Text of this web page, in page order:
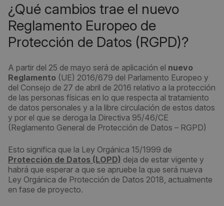
¿Qué cambios trae el nuevo
Reglamento Europeo de
Protección de Datos (RGPD)?
A partir del 25 de mayo será de aplicación el nuevo
Reglamento (UE) 2016/679 del Parlamento Europeo y
del Consejo de 27 de abril de 2016 relativo a la protección
de las personas físicas en lo que respecta al tratamiento
de datos personales y a la libre circulación de estos datos
y por el que se deroga la Directiva 95/46/CE
(Reglamento General de Protección de Datos – RGPD)
Esto significa que la Ley Orgánica 15/1999 de
Protección de Datos (LOPD) deja de estar vigente y
habrá que esperar a que se apruebe la que será nueva
Ley Orgánica de Protección de Datos 2018, actualmente
en fase de proyecto.